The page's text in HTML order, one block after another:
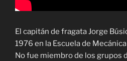
El capitán de fragata Jorge
1976 en la Escuela de
No fue miembro de los grupos